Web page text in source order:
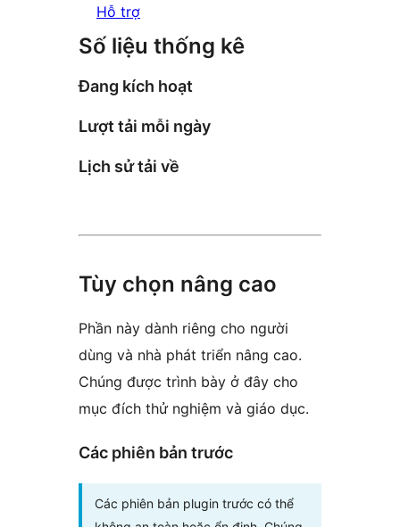
Hỗ trợ
Số liệu thống kê
Đang kích hoạt
Lượt tải mỗi ngày
Lịch sử tải về
Tùy chọn nâng cao
Phần này dành riêng cho người
dùng và nhà phát triển nâng cao.
Chúng được trình bày ở đây cho
mục đích thử nghiệm và giáo dục.
Các phiên bản trước
Các phiên bản plugin trước có thể